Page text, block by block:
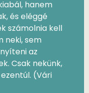
hanem
és eléggé
számolnia kell
neki, sem
az
Csak nekünk,
(Vári